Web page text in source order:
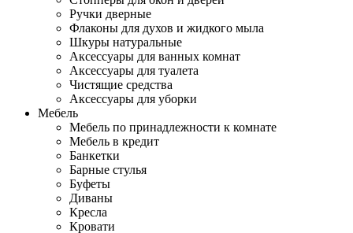
Ручки дверные
Флаконы для духов и жидкого мыла
Шкуры натуральные
Аксессуары для ванных комнат
Аксессуары для туалета
Чистящие средства
Аксессуары для уборки
Мебель
Мебель по принадлежности к комнате
Мебель в кредит
Банкетки
Барные стулья
Буфеты
Диваны
Кресла
Кровати